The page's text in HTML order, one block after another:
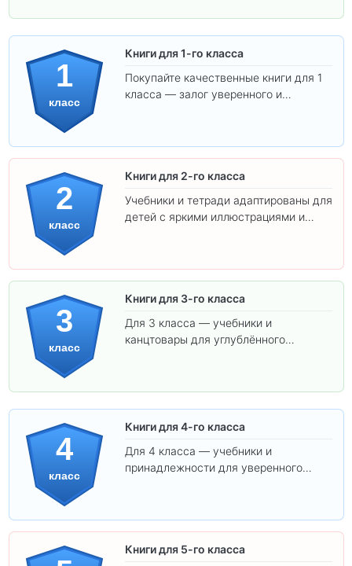
1
класс
Книги для 1-го класса
Покупайте качественные книги для 1
класса — залог уверенного и
2
класс
Книги для 2-го класса
Учебники и тетради адаптированы для
детей с яркими иллюстрациями и
3
класс
Книги для 3-го класса
Для 3 класса — учебники и
канцтовары для углублённого
4
класс
Книги для 4-го класса
Для 4 класса — учебники и
принадлежности для уверенного
Книги для 5-го класса